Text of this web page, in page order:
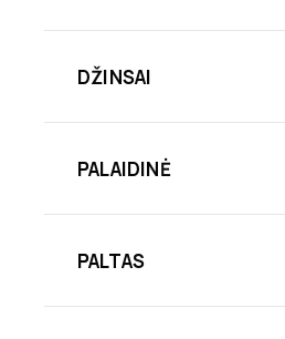
DŽINSAI
PALAIDINĖ
PALTAS